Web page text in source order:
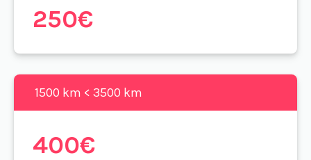
250€
1500 km < 3500 km
400€